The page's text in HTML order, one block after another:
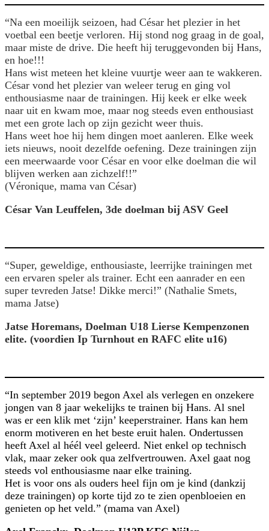
“Na een moeilijk seizoen, had César het plezier in het
voetbal een beetje verloren. Hij stond nog graag in de goal,
maar miste de drive. Die heeft hij teruggevonden bij Hans,
en hoe!!!
Hans wist meteen het kleine vuurtje weer aan te wakkeren.
César vond het plezier van weleer terug en ging vol
enthousiasme naar de trainingen. Hij keek er elke week
naar uit en kwam moe, maar nog steeds even enthousiast
met een grote lach op zijn gezicht weer thuis.
Hans weet hoe hij hem dingen moet aanleren. Elke week
iets nieuws, nooit dezelfde oefening. Deze trainingen zijn
een meerwaarde voor César en voor elke doelman die wil
blijven werken aan zichzelf!!”
(Véronique, mama van César)
César Van Leuffelen, 3de doelman bij ASV Geel
“Super, geweldige, enthousiaste, leerrijke trainingen met
een ervaren speler als trainer. Echt een aanrader en een
super tevreden Jatse! Dikke merci!” (Nathalie Smets,
mama Jatse)
Jatse Horemans, Doelman U18 Lierse Kempenzonen
elite. (voordien Ip Turnhout en RAFC elite u16)
“In september 2019 begon Axel als verlegen en onzekere
jongen van 8 jaar wekelijks te trainen bij Hans. Al snel
was er een klik met ‘zijn’ keeperstrainer. Hans kan hem
enorm motiveren en het beste eruit halen. Ondertussen
heeft Axel al héél veel geleerd. Niet enkel op technisch
vlak, maar zeker ook qua zelfvertrouwen. Axel gaat nog
steeds vol enthousiasme naar elke training.
Het is voor ons als ouders heel fijn om je kind (dankzij
deze trainingen) op korte tijd zo te zien openbloeien en
genieten op het veld.” (mama van Axel)